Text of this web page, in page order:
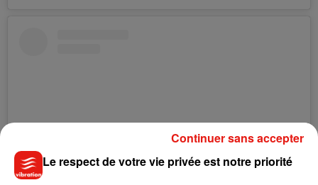
Le respect de votre vie privée est notre priorité
Continuer sans accepter